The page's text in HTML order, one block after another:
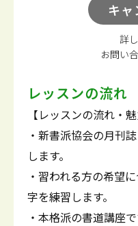
キャ
詳
お問い
レッスンの流れ
【レッスンの流れ・魅
・新書派協会の月刊
します。
・習われる方の希望
字を練習します。
・本格派の書道講座